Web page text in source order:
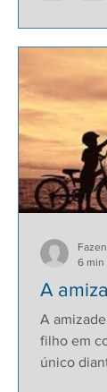
A
A
filho em
único
6 min